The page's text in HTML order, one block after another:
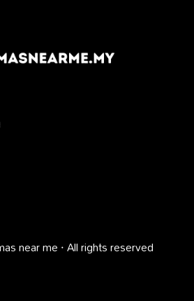
near me · All rights reserved